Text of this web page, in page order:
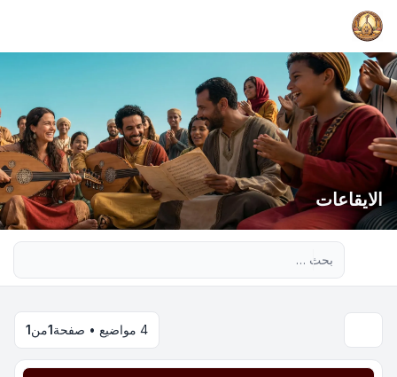
الايقاعات
4 مواضيع • صفحة 1من1